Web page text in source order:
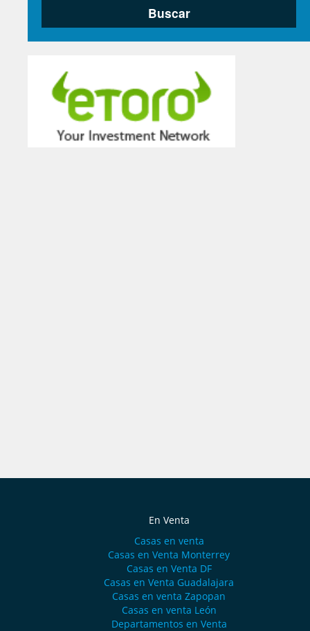
En Venta
Casas en venta
Casas en Venta Monterrey
Casas en Venta DF
Casas en Venta Guadalajara
Casas en venta Zapopan
Casas en venta León
Departamentos en Venta